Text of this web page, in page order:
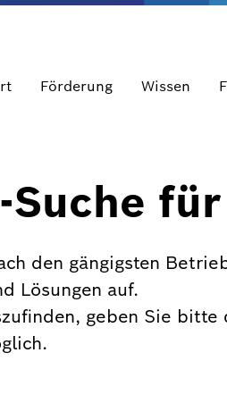
Förderung Wissen
den gängigsten
Lösungen auf.
geben Sie